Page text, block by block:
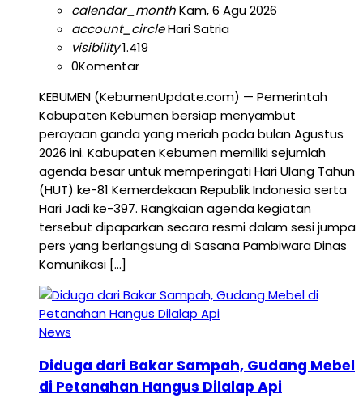
calendar_monthKam, 6 Agu 2026
account_circleHari Satria
visibility1.419
0Komentar
KEBUMEN (KebumenUpdate.com) — Pemerintah
Kabupaten Kebumen bersiap menyambut
perayaan ganda yang meriah pada bulan Agustus
2026 ini. Kabupaten Kebumen memiliki sejumlah
agenda besar untuk memperingati Hari Ulang Tahun
(HUT) ke-81 Kemerdekaan Republik Indonesia serta
Hari Jadi ke-397. Rangkaian agenda kegiatan
tersebut dipaparkan secara resmi dalam sesi jumpa
pers yang berlangsung di Sasana Pambiwara Dinas
Komunikasi […]
News
Diduga dari Bakar Sampah, Gudang Mebel
di Petanahan Hangus Dilalap Api